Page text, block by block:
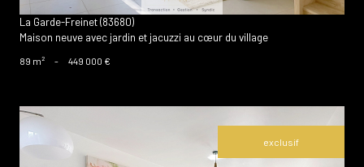
La Garde-Freinet (83680)
Maison neuve avec jardin et jacuzzi au cœur du village
89 m² - 449 000 €
exclusif